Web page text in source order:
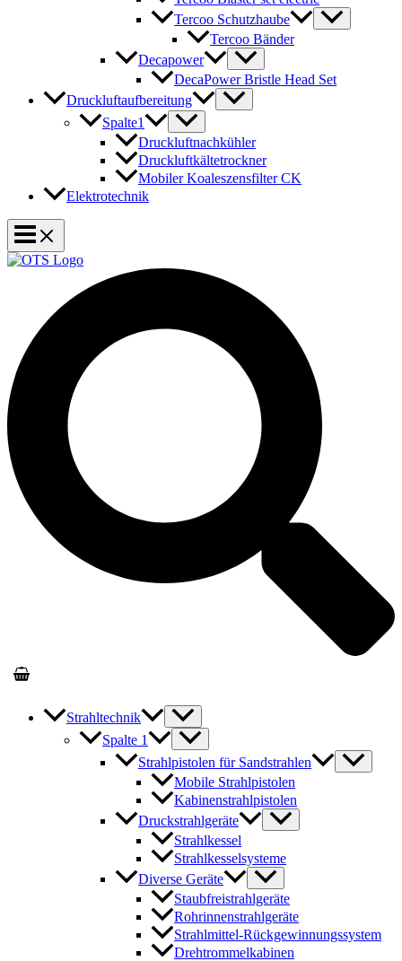
Tercoo Schutzhaube
Tercoo Bänder
Decapower
DecaPower Bristle Head Set
Druckluftaufbereitung
Spalte1
Druckluftnachkühler
Druckluftkältetrockner
Mobiler Koaleszensfilter CK
Elektrotechnik
Strahltechnik
Spalte 1
Strahlpistolen für Sandstrahlen
Mobile Strahlpistolen
Kabinenstrahlpistolen
Druckstrahlgeräte
Strahlkessel
Strahlkesselsysteme
Diverse Geräte
Staubfreistrahlgeräte
Rohrinnenstrahlgeräte
Strahlmittel-Rückgewinnungssystem
Drehtrommelkabinen